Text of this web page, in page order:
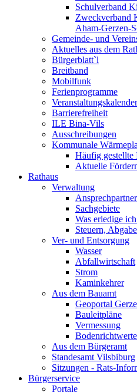
Schulverband
Zweckverband
Aham-Gerzen-
Gemeinde- und
Aktuelles aus dem
Bürgerblatt`l
Breitband
Mobilfunk
Ferienprogramme
Veranstaltungskalender
Barrierefreiheit
ILE Bina-Vils
Ausschreibungen
Kommunale
Häufig gestellte
Aktuelle
Rathaus
Verwaltung
Ansprechpartner
Sachgebiete
Was erledige
Steuern,
Ver- und Entsorgung
Wasser
Abfallwirtschaft
Strom
Kaminkehrer
Aus dem Bauamt
Geoportal
Bauleitpläne
Vermessung
Bodenrichtwerte
Aus dem Bürgeramt
Standesamt Vilsbiburg
Sitzungen - Rats-
Bürgerservice
Portale